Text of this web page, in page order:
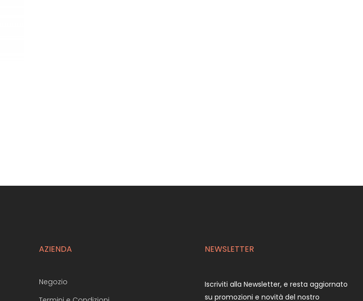
AZIENDA
Negozio
NEWSLETTER
Iscriviti alla Newsletter, e resta aggiornato
su promozioni e novità del nostro